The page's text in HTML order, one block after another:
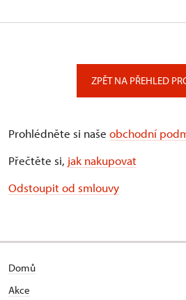
ZPĚT NA PŘEHLED
Prohlédněte si naše obchodní
Přečtěte si, jak nakupovat
Odstoupit od smlouvy
Domů
Akce